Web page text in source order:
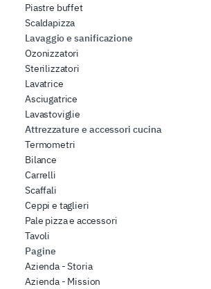
Piastre buffet
Scaldapizza
Lavaggio e sanificazione
Ozonizzatori
Sterilizzatori
Lavatrice
Asciugatrice
Lavastoviglie
Attrezzature e accessori cucina
Termometri
Bilance
Carrelli
Scaffali
Ceppi e taglieri
Pale pizza e accessori
Tavoli
Pagine
Azienda - Storia
Azienda - Mission